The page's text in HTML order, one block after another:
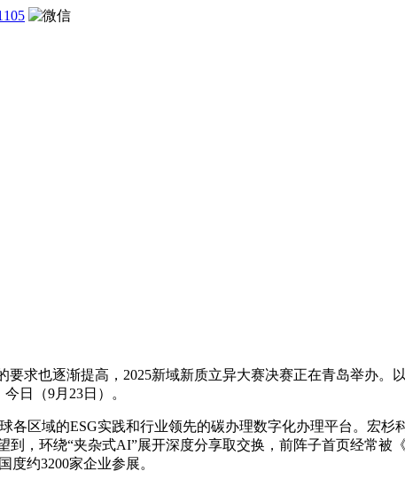
也逐渐提高，2025新域新质立异大赛决赛正在青岛举办。
日（9月23日）。
区域的ESG实践和行业领先的碳办理数字化办理平台。宏杉
到，环绕“夹杂式AI”展开深度分享取交换，前阵子首页经常
约3200家企业参展。